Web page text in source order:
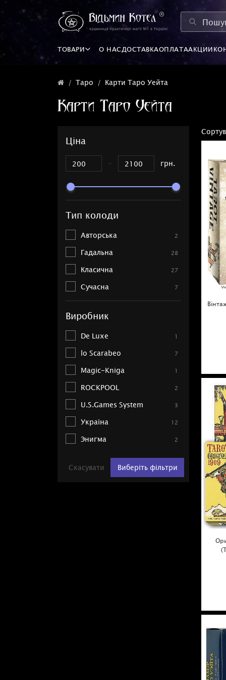
ТОВАРИ О НАСДОСТАВКАОПЛАТААКЦИИ
Таро Карти Таро Уейта
Карти Таро Уейта
Ціна
- грн.
Тип колоди
Авторська 2
Гадальна 28
Класична 27
Сучасна 7
Виробник
De Luxe 1
lo Scarabeo 7
Magic-Kniga 1
ROCKPOOL 2
U.S.Games System 3
Україна 12
Энигма 2
Скасувати Виберіть фільтри